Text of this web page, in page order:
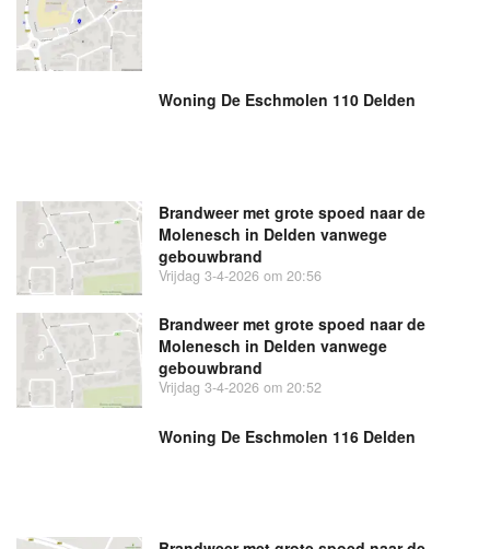
Woning De Eschmolen 110 Delden
Brandweer met grote spoed naar de
Molenesch in Delden vanwege
gebouwbrand
Vrijdag 3-4-2026 om 20:56
Brandweer met grote spoed naar de
Molenesch in Delden vanwege
gebouwbrand
Vrijdag 3-4-2026 om 20:52
Woning De Eschmolen 116 Delden